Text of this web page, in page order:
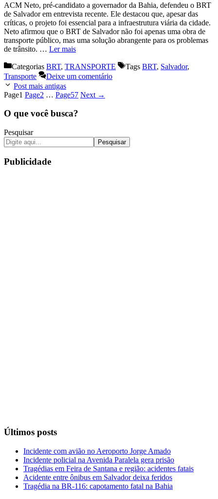
ACM Neto, pré-candidato a governador da Bahia, defendeu o BRT
de Salvador em entrevista recente. Ele destacou que, apesar das
críticas, o projeto foi essencial para a infraestrutura viária da cidade.
Neto afirmou que o BRT de Salvador não foi apenas uma obra de
transporte público, mas uma solução abrangente para os problemas
de trânsito. … Ler mais
Categorias BRT, TRANSPORTE Tags BRT, Salvador,
Transporte
Deixe um comentário
Post mais antigas
Page1 Page2 … Page57 Next →
O que você busca?
Pesquisar
Pesquisar
Publicidade
Últimos posts
Incidente com avião no Aeroporto Jorge Amado
Incidente policial na Avenida Paralela gera prisão
Tragédias em Feira de Santana e região: acidentes fatais
Acidente entre ônibus em Salvador deixa feridos
Tragédia na BR-116: capotamento fatal na Bahia